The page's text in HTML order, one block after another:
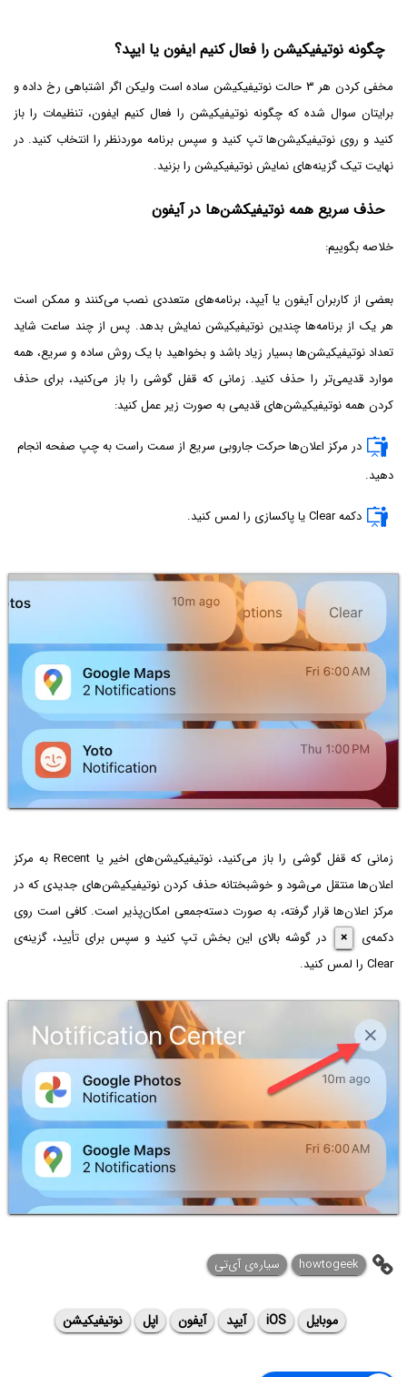
چگونه نوتیفیکیشن را فعال کنیم ایفون یا ایپد؟
مخفی کردن هر ۳ حالت نوتیفیکیشن ساده است ولیکن اگر اشتباهی رخ داده و
برایتان سوال شده که چگونه نوتیفیکیشن را فعال کنیم ایفون، تنظیمات را باز
کنید و روی نوتیفیکیشن‌ها تپ کنید و سپس برنامه موردنظر را انتخاب کنید. در
نهایت تیک گزینه‌های نمایش نوتیفیکیشن را بزنید.
حذف سریع همه نوتیفیکشن‌ها در آیفون
خلاصه بگوییم:
بعضی از کاربران آیفون یا آیپد، برنامه‌های متعددی نصب می‌کنند و ممکن است
هر یک از برنامه‌ها چندین نوتیفیکیشن نمایش بدهد. پس از چند ساعت شاید
تعداد نوتیفیکیشن‌ها بسیار زیاد باشد و بخواهید با یک روش ساده و سریع، همه
موارد قدیمی‌تر را حذف کنید. زمانی که قفل گوشی را باز می‌کنید، برای حذف
کردن همه نوتیفیکیشن‌های قدیمی به صورت زیر عمل کنید:
در مرکز اعلان‌ها حرکت جاروبی سریع از سمت راست به چپ صفحه انجام
دهید.
دکمه Clear یا پاکسازی را لمس کنید.
زمانی که قفل گوشی را باز می‌کنید، نوتیفیکیشن‌های اخیر یا Recent به مرکز
اعلان‌ها منتقل می‌شود و خوشبختانه حذف کردن نوتیفیکیشن‌های جدیدی که در
مرکز اعلان‌ها قرار گرفته، به صورت دسته‌جمعی امکان‌پذیر است. کافی است روی
دکمه‌ی
×
در گوشه بالای این بخش تپ کنید و سپس برای تأیید، گزینه‌ی
Clear را لمس کنید.
howtogeek سیاره‌ی آی‌تی
موبایل iOS آیپد آیفون اپل نوتیفیکیشن